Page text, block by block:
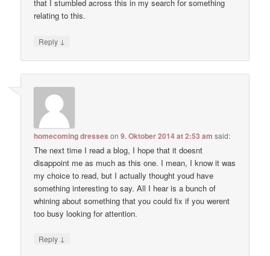
that I stumbled across this in my search for something
relating to this.
Reply ↓
homecoming dresses on9. Oktober 2014 at 2:53 am said:
The next time I read a blog, I hope that it doesnt
disappoint me as much as this one. I mean, I know it was
my choice to read, but I actually thought youd have
something interesting to say. All I hear is a bunch of
whining about something that you could fix if you werent
too busy looking for attention.
Reply ↓